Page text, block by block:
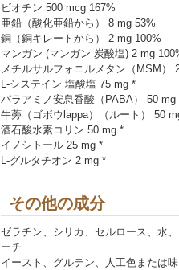
ビオチン 500 mcg 167%
亜鉛（酸化亜鉛から） 8 mg 53%
銅（銅キレートから） 2 mg 100%
マンガン (マンガン 炭酸塩) 2 mg
メチルサルフォニルメタン（MSM）
L-システイン 塩酸塩 75 mg *
パラアミノ安息香酸（PABA） 50 mg
牛蒡（ゴボウlappa）（ルート） 50
酒石酸水素コリン 50 mg *
イノシトール 25 mg *
L-グルタチオン 2 mg *
その他の成分
ゼラチン、シリカ、セルロース、水
ーチ
イースト、グルテン、人工色または